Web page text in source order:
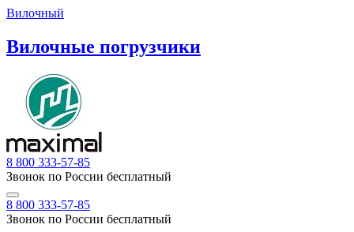
Вилочный
Вилочные погрузчики
8 800 333-57-85
Звонок по России бесплатный
8 800 333-57-85
Звонок по России бесплатный